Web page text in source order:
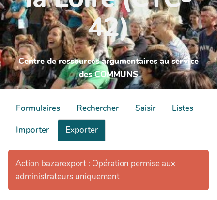
42)
Centre de ressources argumentaires au service
des COMMUNS
Formulaires Rechercher Saisir
Listes
Importer
Exporter
Action bazarexport : Opération permise aux
administrateurs uniquement